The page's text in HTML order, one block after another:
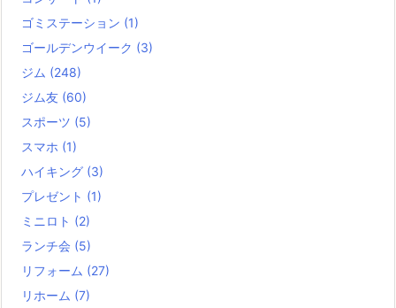
ゴミステーション (1)
ゴールデンウイーク (3)
ジム (248)
ジム友 (60)
スポーツ (5)
スマホ (1)
ハイキング (3)
プレゼント (1)
ミニロト (2)
ランチ会 (5)
リフォーム (27)
リホーム (7)